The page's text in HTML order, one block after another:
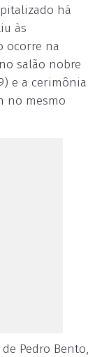
há
às
ocorre na
salão nobre
e a cerimônia
no mesmo
Pedro Bento,